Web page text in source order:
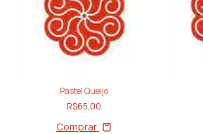
Pastel Queijo
R$65,00
Comprar